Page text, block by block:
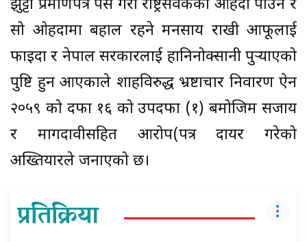
झुट्टा प्रमाणपत्र पेस गरी राष्ट्रसेवकको ओहदा पाउने र
सो ओहदामा बहाल रहने मनसाय राखी आफूलाई
फाइदा र नेपाल सरकारलाई हानिनोक्सानी पुर्‍याएको
पुष्टि हुन आएकाले शाहविरुद्ध भ्रष्टाचार निवारण ऐन
२०५९ को दफा १६ को उपदफा (१) बमोजिम सजाय
र मागदावीसहित आरोप(पत्र दायर गरेको
अख्तियारले जनाएको छ।
प्रतिक्रिया